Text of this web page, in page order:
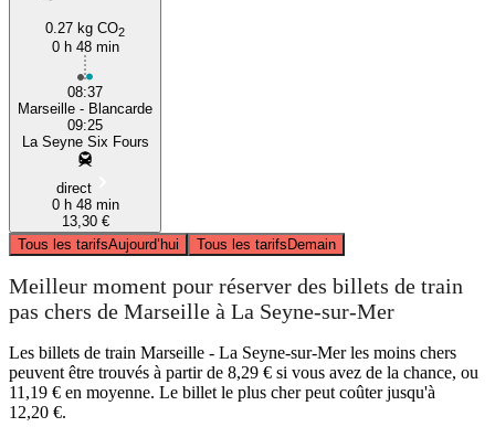
0.27 kg CO2
0 h 48 min
08:37
Marseille - Blancarde
09:25
La Seyne Six Fours
direct
0 h 48 min
13,30 €
Tous les tarifsAujourd’hui Tous les tarifsDemain
Meilleur moment pour réserver des billets de train
pas chers de Marseille à La Seyne-sur-Mer
Les billets de train Marseille - La Seyne-sur-Mer les moins chers
peuvent être trouvés à partir de 8,29 € si vous avez de la chance, ou
11,19 € en moyenne. Le billet le plus cher peut coûter jusqu'à
12,20 €.